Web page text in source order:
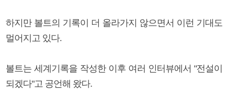
하지만 볼트의 기록이 더 올라가지 않으면서 이런 기대도
멀어지고 있다.
볼트는 세계기록을 작성한 이후 여러 인터뷰에서 "전설이
되겠다"고 공언해 왔다.